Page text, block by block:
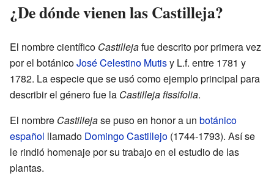
¿De dónde vienen las Castilleja?
El nombre científico Castillejafue descrito por primera vez
por el botánicoJosé Celestino Mutisy L.f. entre 1781 y
1782. La especie que se usó como ejemplo principal para
describir el género fue la Castilleja fissifolia.
El nombre Castillejase puso en honor a un botánico
español llamado Domingo Castillejo (1744-1793). Así se
le rindió homenaje por su trabajo en el estudio de las
plantas.